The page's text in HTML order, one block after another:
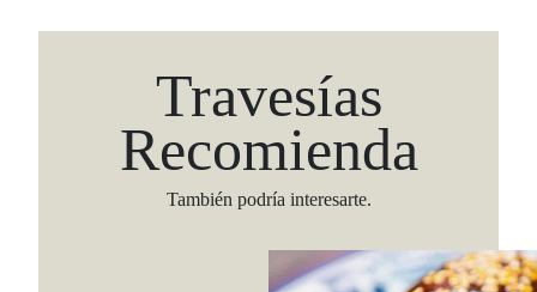
Travesías
Recomienda
También podría interesarte.